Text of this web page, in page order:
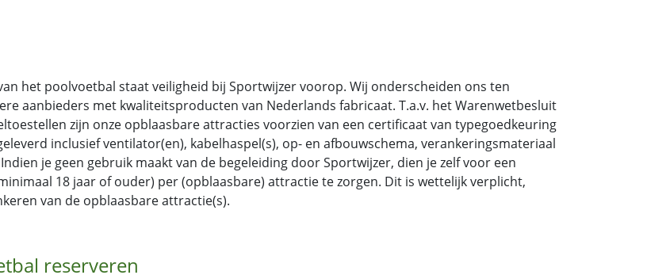
het poolvoetbal staat veiligheid bij Sportwijzer voorop. Wij onderscheiden ons ten
aanbieders met kwaliteitsproducten van Nederlands fabricaat. T.a.v. het Warenwetbesluit
zijn onze opblaasbare attracties voorzien van een certificaat van typegoedkeuring
inclusief ventilator(en), kabelhaspel(s), op- en afbouwschema, verankeringsmateriaal
je geen gebruik maakt van de begeleiding door Sportwijzer, dien je zelf voor een
18 jaar of ouder) per (opblaasbare) attractie te zorgen. Dit is wettelijk verplicht,
van de opblaasbare attractie(s).
reserveren